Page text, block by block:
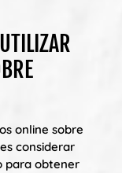
online sobre
considerar
para obtener